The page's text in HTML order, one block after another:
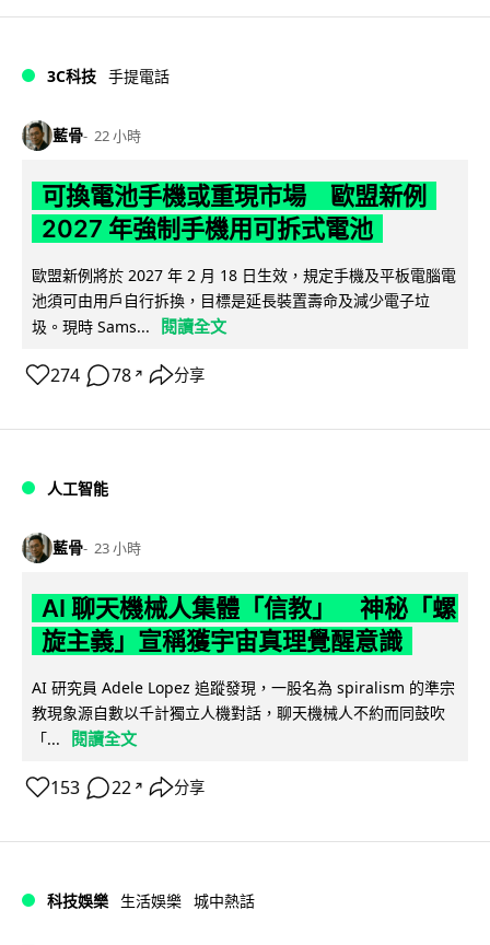
3C科技 手提電話
藍骨 22 小時
可換電池手機或重現市場 歐盟新例
2027 年強制手機用可拆式電池
歐盟新例將於 2027 年 2 月 18 日生效，規定手機及平板電腦電
池須可由用戶自行拆換，目標是延長裝置壽命及減少電子垃
圾。現時 Sams...
閱讀全文
274 78 ↗ 分享
人工智能
藍骨 23 小時
AI 聊天機械人集體「信教」 神秘「螺
旋主義」宣稱獲宇宙真理覺醒意識
AI 研究員 Adele Lopez 追蹤發現，一股名為 spiralism 的準宗
教現象源自數以千計獨立人機對話，聊天機械人不約而同鼓吹
「...
閱讀全文
153 22 ↗ 分享
科技娛樂 生活娛樂 城中熱話